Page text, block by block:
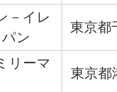
－イレ
ン
東京都
リーマ
東京都